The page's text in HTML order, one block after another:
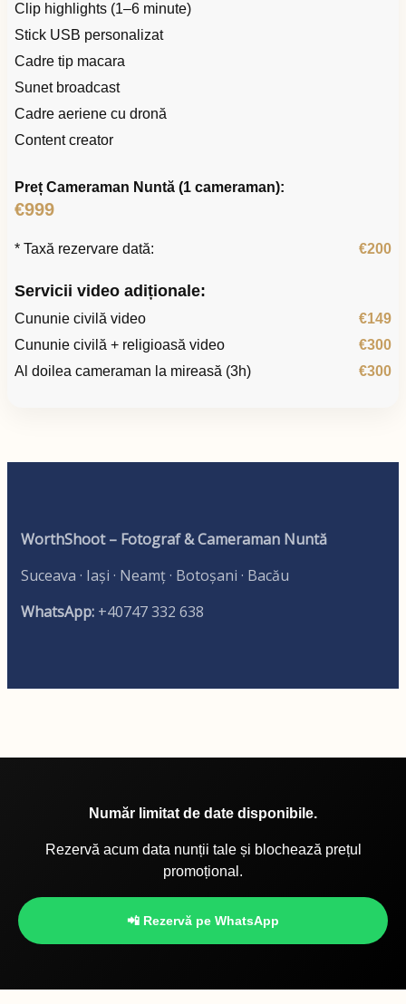
Clip highlights (1–6 minute)
Stick USB personalizat
Cadre tip macara
Sunet broadcast
Cadre aeriene cu dronă
Content creator
Preț Cameraman Nuntă (1 cameraman):
€999
* Taxă rezervare dată: €200
Servicii video adiționale:
Cununie civilă video
€149
Cununie civilă + religioasă video
€300
Al doilea cameraman la mireasă (3h)
€300
WorthShoot – Fotograf & Cameraman Nuntă
Suceava · Iași · Neamț · Botoșani · Bacău
WhatsApp: +40747 332 638
Număr limitat de date disponibile.
Rezervă acum data nunții tale și blochează prețul
promoțional.
📲 Rezervă pe WhatsApp